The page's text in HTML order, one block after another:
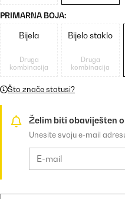
PRIMARNA BOJA:
Bijela
Druga
kombinacija
Bijelo staklo
Druga
kombinacija
Što znače statusi?
Želim biti obaviješten
Unesite svoju e-mail